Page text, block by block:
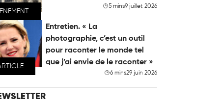
5 mins9 juillet 2026
Entretien. « La
photographie, c’est un outil
pour raconter le monde tel
que j’ai envie de le raconter »
6 mins29 juin 2026